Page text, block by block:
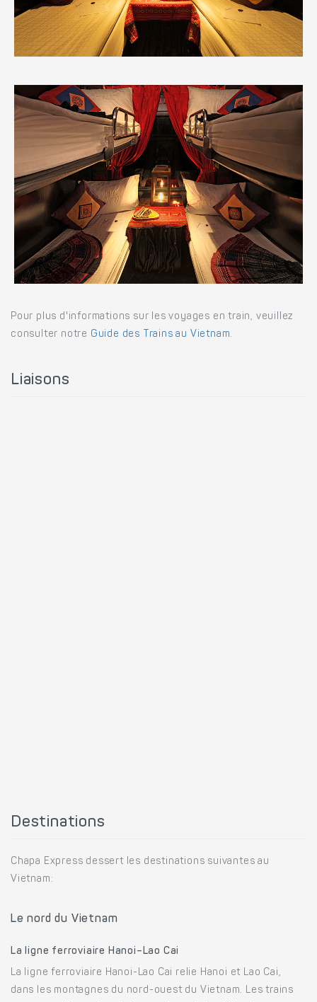
Pour plus d'informations sur les voyages en train, veuillez
consulter notre Guide des Trains au Vietnam.
Liaisons
Destinations
Chapa Express dessert les destinations suivantes au
Vietnam:
Le nord du Vietnam
La ligne ferroviaire Hanoi–Lao Cai
La ligne ferroviaire Hanoi-Lao Cai relie Hanoi et Lao Cai,
dans les montagnes du nord-ouest du Vietnam. Les trains